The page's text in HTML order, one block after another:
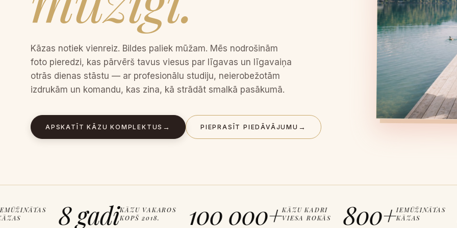
Kāzas notiek vienreiz. Bildes paliek mūžam. Mēs nodrošinām
foto pieredzi, kas pārvērš tavus viesus par līgavas un līgavaiņa
otrās dienas stāstu — ar profesionālu studiju, neierobežotām
izdrukām un komandu, kas zina, kā strādāt smalkā pasākumā.
APSKATĪT KĀZU KOMPLEKTUS → PIEPRASĪT PIEDĀVĀJUMU →
✦8 gadi KĀZU VAKAROS
KOPŠ 2018.
✦100 000+ KĀZU KADRI
VIESA ROKĀS✦800+ IEMŪŽINĀTAS
KĀZAS
✦